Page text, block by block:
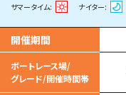
サマータイム:
ナイター:
開催期間
ボートレース場/
グレード/開催時間帯